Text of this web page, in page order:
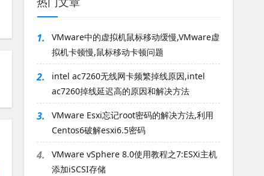
1.
VMware中的虚拟机鼠标移动缓慢,VMware虚
拟机卡顿慢,鼠标移动卡顿问题
2.
intel ac7260无线网卡频繁掉线原因,intel
ac7260掉线延迟高的原因和解决方法
3.
VMware Esxi忘记root密码的解决方法,利用
Centos6破解esxi6.5密码
4.
VMware vSphere 8.0使用教程之7:ESXi主机
添加iSCSI存储